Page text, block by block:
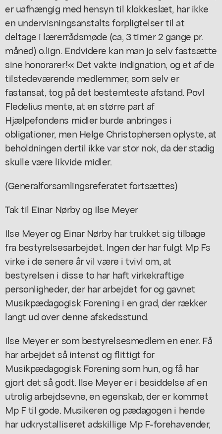
er uafhængig med hensyn til klokkeslæt, har ikke
en undervisningsanstalts forpligtelser til at
deltage i lærerrådsmøde (ca, 3 timer 2 gange pr.
måned) o.lign. Endvidere kan man jo selv fastsætte
sine honorarer!« Det vakte indignation, og et af de
tilstedeværende medlemmer, som selv er
fastansat, tog på det bestemteste afstand. Povl
Fledelius mente, at en større part af
Hjælpefondens midler burde anbringes i
obligationer, men Helge Christophersen oplyste, at
beholdningen dertil ikke var stor nok, da der stadig
skulle være likvide midler.
(Generalforsamlingsreferatet fortsættes)
Tak til Einar Nørby og Ilse Meyer
Ilse Meyer og Einar Nørby har trukket sig tilbage
fra bestyrelsesarbejdet. Ingen der har fulgt Mp Fs
virke i de senere år vil være i tvivl om, at
bestyrelsen i disse to har haft virkekraftige
personligheder, der har arbejdet for og gavnet
Musikpædagogisk Forening i en grad, der rækker
langt ud over denne afskedsstund.
Ilse Meyer er som bestyrelsesmedlem en ener. Få
har arbejdet så intenst og flittigt for
Musikpædagogisk Forening som hun, og få har
gjort det så godt. Ilse Meyer er i besiddelse af en
utrolig arbejdsevne, en egenskab, der er kommet
Mp F til gode. Musikeren og pædagogen i hende
har udkrystalliseret adskillige Mp F-forehavender,